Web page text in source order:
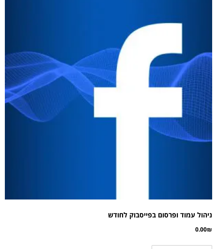
ניהול עמוד ופרסום בפייסבוק לחודש
0.00₪